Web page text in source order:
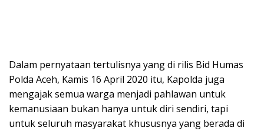
Dalam pernyataan tertulisnya yang di rilis Bid Humas
Polda Aceh, Kamis 16 April 2020 itu, Kapolda juga
mengajak semua warga menjadi pahlawan untuk
kemanusiaan bukan hanya untuk diri sendiri, tapi
untuk seluruh masyarakat khususnya yang berada di